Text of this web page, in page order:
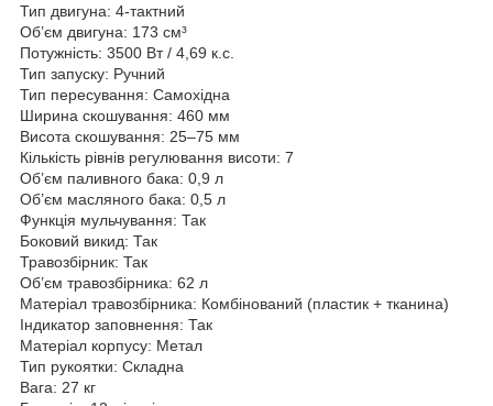
Тип двигуна: 4-тактний
Об’єм двигуна: 173 см³
Потужність: 3500 Вт / 4,69 к.с.
Тип запуску: Ручний
Тип пересування: Самохідна
Ширина скошування: 460 мм
Висота скошування: 25–75 мм
Кількість рівнів регулювання висоти: 7
Об’єм паливного бака: 0,9 л
Об’єм масляного бака: 0,5 л
Функція мульчування: Так
Боковий викид: Так
Травозбірник: Так
Об’єм травозбірника: 62 л
Матеріал травозбірника: Комбінований (пластик + тканина)
Індикатор заповнення: Так
Матеріал корпусу: Метал
Тип рукоятки: Складна
Вага: 27 кг